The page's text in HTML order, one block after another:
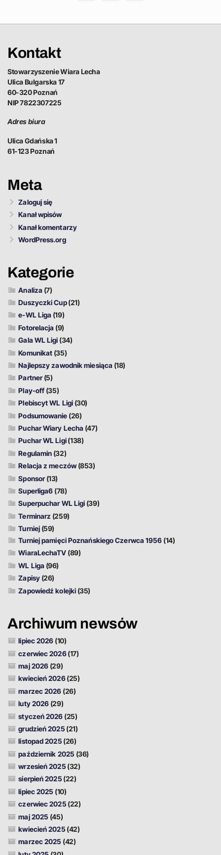
Kontakt
Stowarzyszenie Wiara Lecha
Ulica Bulgarska 17
60-320 Poznań
NIP 7822307225
Adres biura
Ulica Gdańska 1
61-123 Poznań
Meta
Zaloguj się
Kanał wpisów
Kanał komentarzy
WordPress.org
Kategorie
Analiza (7)
Duszyczki Cup(21)
e-WL Liga (19)
Fotorelacja (9)
Gala WL Ligi (34)
Komunikat (35)
Najlepszy zawodnik miesiąca (18)
Partner(5)
Play-off (35)
Plebiscyt WL Ligi (30)
Podsumowanie (26)
Puchar Wiary Lecha (47)
Puchar WL Ligi(138)
Regulamin (32)
Relacja z meczów(853)
Sponsor(13)
Superliga6 (78)
Superpuchar WL Ligi (39)
Terminarz (259)
Turniej (59)
Turniej pamięci Poznańskiego Czerwca 1956 (14)
WiaraLechaTV (89)
WL Liga (96)
Zapisy(26)
Zapowiedź kolejki (35)
Archiwum newsów
lipiec 2026 (10)
czerwiec 2026(17)
maj 2026 (29)
kwiecień 2026(25)
marzec 2026 (26)
luty 2026 (29)
styczeń 2026 (25)
grudzień 2025 (21)
listopad 2025 (26)
październik 2025 (36)
wrzesień 2025 (32)
sierpień 2025 (22)
lipiec 2025 (10)
czerwiec 2025 (22)
maj 2025 (45)
kwiecień 2025 (42)
marzec 2025 (42)